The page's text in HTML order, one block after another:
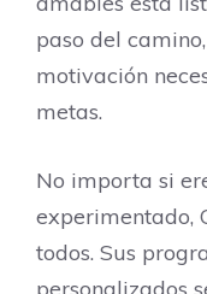
paso del
motivación
metas.
No importa si
experimentado,
todos. Sus